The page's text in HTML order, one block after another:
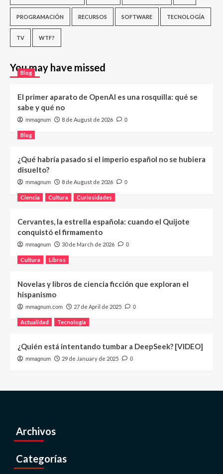
PROGRAMACIÓN RECURSOS SOFTWARE TECNOLOGÍA
TV WTF?
You may have missed
Blog
El primer aparato de OpenAI es una rosquilla: qué se
sabe y qué no
mmagnum 8 de August de 2026 0
Blog
¿Qué habría pasado si el imperio español no se hubiera
disuelto?
mmagnum 8 de August de 2026 0
Ciencia Cultura Curiosidades
Cervantes, la estrella española: cuando el Quijote
conquistó el firmamento
mmagnum 30 de March de 2026 0
Cultura Libros
Novelas y libros de ciencia ficción que exploran el
hispanismo
mmagnum.com 27 de April de 2025 0
Actualidad Tecnología
¿Quién está intentando tumbar a DeepSeek? [VIDEO]
mmagnum 29 de January de 2025 0
Archivos
Categorías